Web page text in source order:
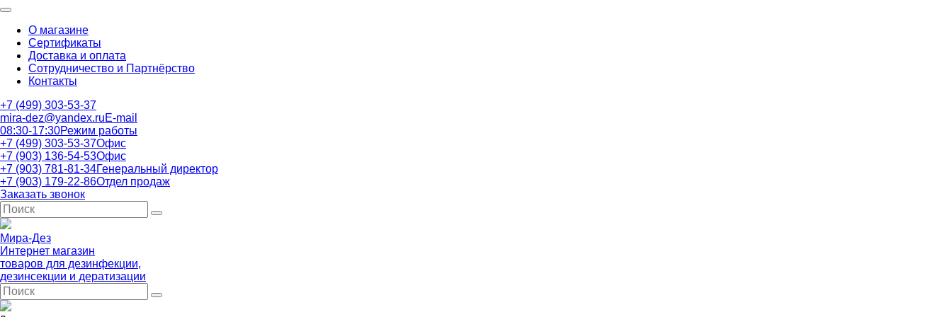
О магазине
Сертификаты
Доставка и оплата
Сотрудничество и Партнёрство
Контакты
+7 (499) 303-53-37
mira-dez@yandex.ruE-mail
08:30-17:30Режим работы
+7 (499) 303-53-37Офис
+7 (903) 136-54-53Офис
+7 (903) 781-81-34Генеральный директор
+7 (903) 179-22-86Отдел продаж
Заказать звонок
Мира-Дез
Интернет магазин
товаров для дезинфекции,
дезинсекции и дератизации